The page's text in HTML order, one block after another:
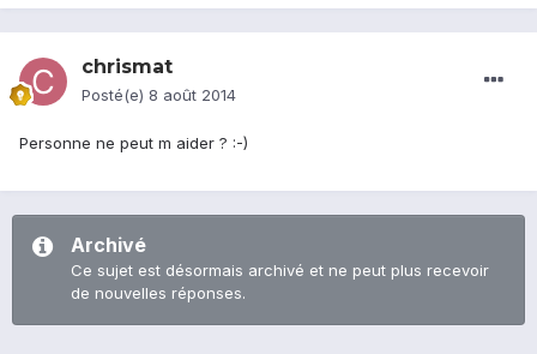
chrismat
Posté(e) 8 août 2014
Personne ne peut m aider ? :-)
Archivé
Ce sujet est désormais archivé et ne peut plus recevoir
de nouvelles réponses.